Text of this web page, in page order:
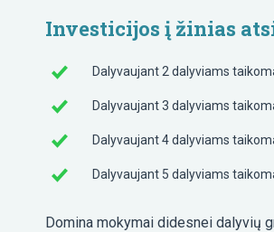
Investicijos į žinias
Dalyvaujant 2 dalyviams
Dalyvaujant 3 dalyviams
Dalyvaujant 4 dalyviams
Dalyvaujant 5 dalyviams
Domina mokymai didesnei dalyvių